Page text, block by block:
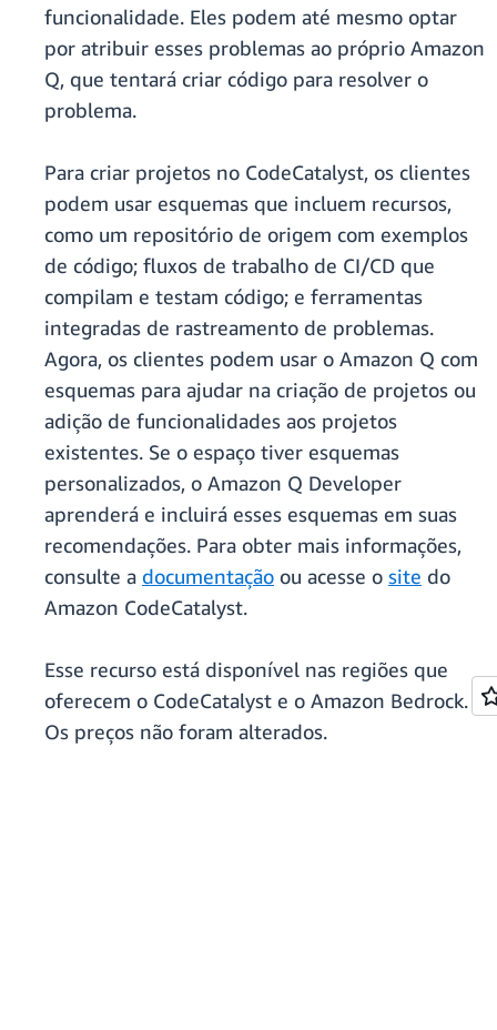
funcionalidade. Eles podem até mesmo optar
por atribuir esses problemas ao próprio Amazon
Q, que tentará criar código para resolver o
problema.
Para criar projetos no CodeCatalyst, os clientes
podem usar esquemas que incluem recursos,
como um repositório de origem com exemplos
de código; fluxos de trabalho de CI/CD que
compilam e testam código; e ferramentas
integradas de rastreamento de problemas.
Agora, os clientes podem usar o Amazon Q com
esquemas para ajudar na criação de projetos ou
adição de funcionalidades aos projetos
existentes. Se o espaço tiver esquemas
personalizados, o Amazon Q Developer
aprenderá e incluirá esses esquemas em suas
recomendações. Para obter mais informações,
consulte a documentação ou acesse o site do
Amazon CodeCatalyst.
Esse recurso está disponível nas regiões que
oferecem o CodeCatalyst e o Amazon Bedrock.
Os preços não foram alterados.